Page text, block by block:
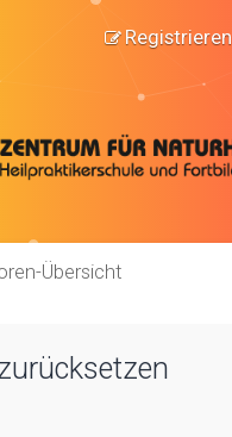
Registrieren
Übersicht